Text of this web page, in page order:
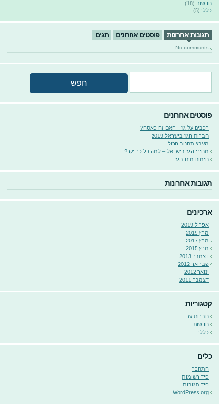
חדשות (18)
כללי (5)
תגובות אחרונות פוסטים אחרונים תגים
No comments
פוסטים אחרונים
רכבים על גז – האם זה פאסה?
חברות הגז בישראל 2019
מעבע תחנוב הכול
מחירי הגז בישראל – למה כל כך יקר?
חימום מים בגז
תגובות אחרונות
ארכיונים
אפריל 2019
מרץ 2019
מרץ 2017
מרץ 2015
דצמבר 2013
פברואר 2012
ינואר 2012
דצמבר 2011
קטגוריות
חברות גז
חדשות
כללי
כלים
התחבר
פיד רשומות
פיד תגובות
WordPress.org